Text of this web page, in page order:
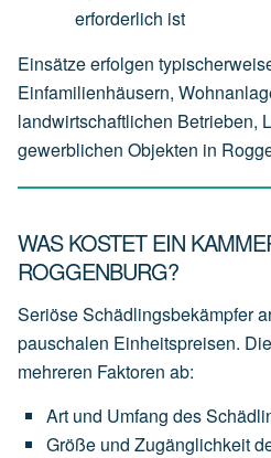
erforderlich ist
Einsätze erfolgen
Einfamilienhäusern,
landwirtschaftlichen Betrieben,
gewerblichen Objekten in
WAS KOSTET EIN
ROGGENBURG?
Seriöse Schädlingsbekämpfer
pauschalen Einheitspreisen.
mehreren Faktoren ab:
Art und Umfang des
Größe und Zugänglichkeit